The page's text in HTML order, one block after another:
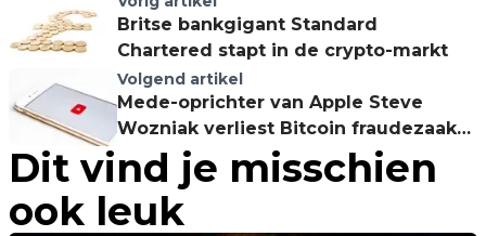
Britse bankgigant Standard
Chartered stapt in de crypto-markt
Volgend artikel
Mede-oprichter van Apple Steve
Wozniak verliest Bitcoin fraudezaak
tegen YouTube
Dit vind je misschien
ook leuk